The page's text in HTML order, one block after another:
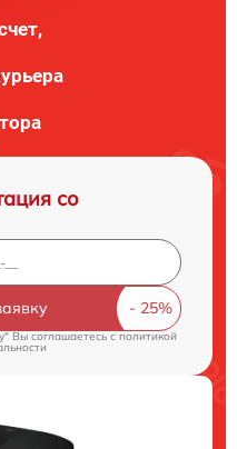
со
Вы соглашаетесь cполитикой